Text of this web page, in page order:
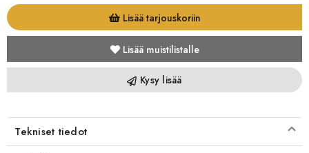
Lisää tarjouskoriin
Lisää muistilistalle
Kysy lisää
Tekniset tiedot